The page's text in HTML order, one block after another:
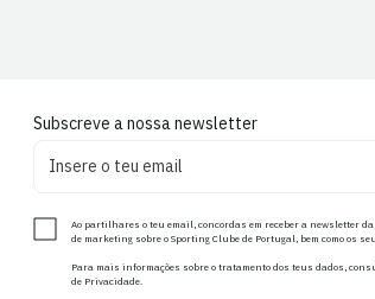
Subscreve a nossa newsletter
Ao partilhares o teu email, concordas em receber a newsletter da
de marketing sobre o Sporting Clube de Portugal, bem como os
Para mais informações sobre o tratamento dos teus dados,
de Privacidade.